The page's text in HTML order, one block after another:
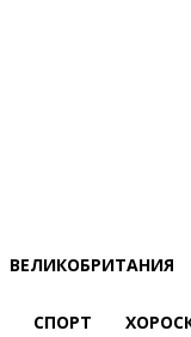
ВЕЛИКОБРИТАНИЯ
СПОРТ